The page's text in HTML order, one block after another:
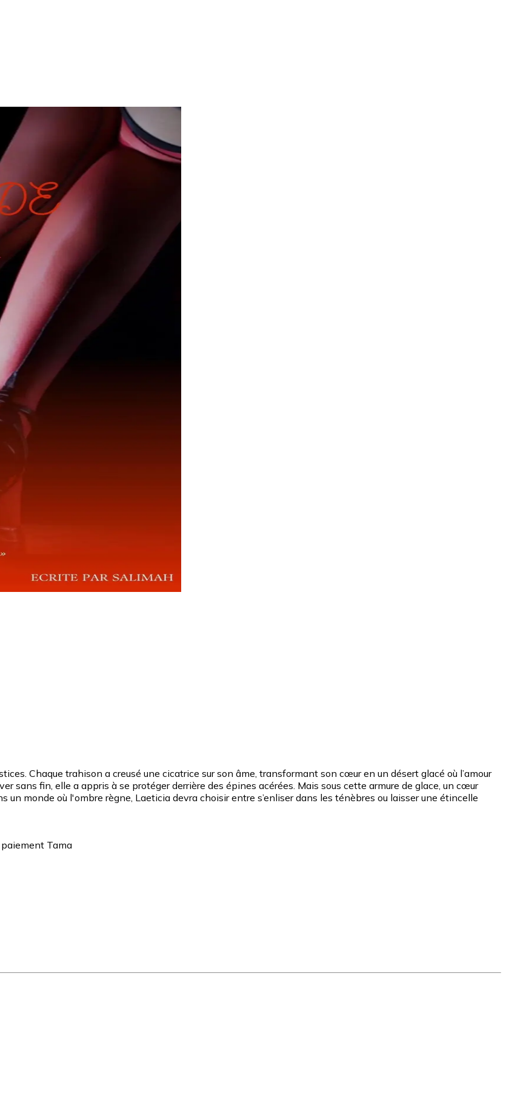
Chaque trahison a creusé une cicatrice sur son âme, transformant son cœur en un désert glacé où l’amour
sans fin, elle a appris à se protéger derrière des épines acérées. Mais sous cette armure de glace, un cœur
un monde où l'ombre règne, Laeticia devra choisir entre s’enliser dans les ténèbres ou laisser une étincelle
Tama